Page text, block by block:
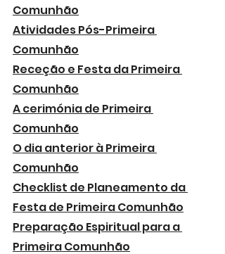
Comunhão
Atividades Pós-Primeira
Comunhão
Receção e Festa da Primeira
Comunhão
A cerimónia de Primeira
Comunhão
O dia anterior à Primeira
Comunhão
Checklist de Planeamento da
Festa de Primeira Comunhão
Preparação Espiritual para a
Primeira Comunhão